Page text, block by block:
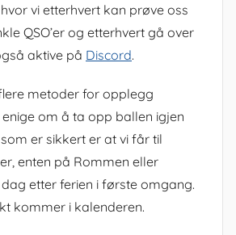
vi etterhvert kan prøve oss
QSO’er og etterhvert gå over
aktive på Discord.
metoder for opplegg
om å ta opp ballen igjen
er sikkert er at vi får til
enten på Rommen eller
dag etter ferien i første omgang.
kommer i kalenderen.